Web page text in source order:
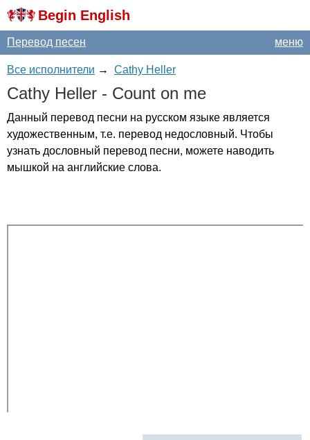
Begin English
меню
Перевод песен
Все исполнители → Cathy Heller
Cathy Heller - Count on me
Данный перевод песни на русском языке является
художественным, т.е. перевод недословный. Чтобы
узнать дословный перевод песни, можете наводить
мышкой на английские слова.